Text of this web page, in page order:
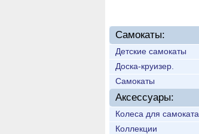
Самокаты:
Детские самокаты
Доска-круизер.
Самокаты
Аксессуары:
Колеса для самоката
Коллекции